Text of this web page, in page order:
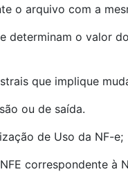
o arquivo com a
determinam o valor
que implique
ou de saída.
de Uso da NF-e;
correspondente à